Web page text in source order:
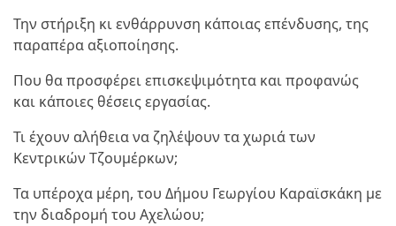
Την στήριξη κι ενθάρρυνση κάποιας επένδυσης, της
παραπέρα αξιοποίησης.
Που θα προσφέρει επισκεψιμότητα και προφανώς
και κάποιες θέσεις εργασίας.
Τι έχουν αλήθεια να ζηλέψουν τα χωριά των
Κεντρικών Τζουμέρκων;
Τα υπέροχα μέρη, του Δήμου Γεωργίου Καραϊσκάκη με
την διαδρομή του Αχελώου;